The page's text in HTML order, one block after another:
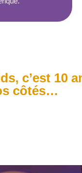
c’est 10
côtés…